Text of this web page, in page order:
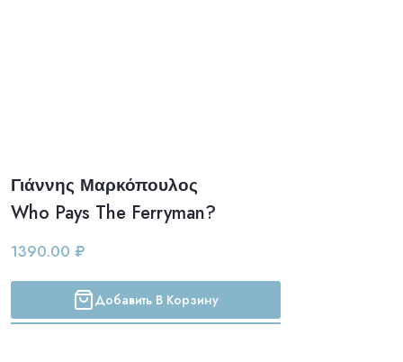
Γιάννης Μαρκόπουλος
Who Pays The Ferryman?
1390.00 ₽
Добавить В Корзину